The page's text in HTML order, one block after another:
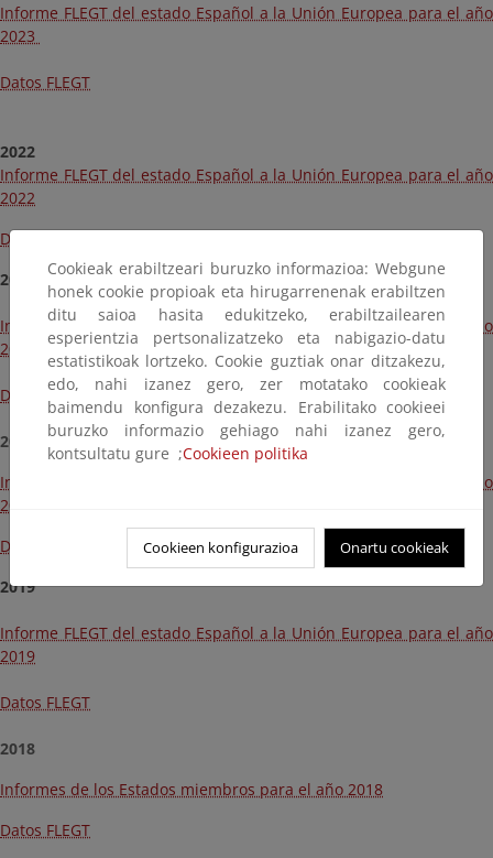
Informe FLEGT del estado Español a la Unión Europea para el año
2023
Datos FLEGT
2022
Informe FLEGT del estado Español a la Unión Europea para el año
2022
Datos FLEGT
2021
Informe FLEGT del estado Español a la Unión Europea para el año
2021
Datos FLEGT
2020
Informe FLEGT del estado Español a la Unión Europea para el año
2020
Datos FLEGT
2019
Informe FLEGT del estado Español a la Unión Europea para el año
2019
Datos FLEGT
2018
Informes de los Estados miembros para el año 2018
Datos FLEGT
Cookieak erabiltzeari buruzko informazioa: Webgune
honek cookie propioak eta hirugarrenenak erabiltzen
ditu saioa hasita edukitzeko, erabiltzailearen
esperientzia pertsonalizatzeko eta nabigazio-datu
estatistikoak lortzeko. Cookie guztiak onar ditzakezu,
edo, nahi izanez gero, zer motatako cookieak
baimendu konfigura dezakezu. Erabilitako cookieei
buruzko informazio gehiago nahi izanez gero,
kontsultatu gure ;Cookieen politika
Cookieen konfigurazioa Onartu cookieak